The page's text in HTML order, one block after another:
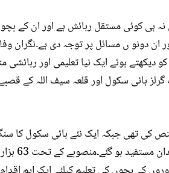
ہی کوئی مستقل رہائش ہے اور ان کے
ان دونو ں مسائل پر توجہ دی ہے۔نگران
ہوئے ایک نیا تعلیمی اور رہائشی
ہائی سکول اور قلعہ سیف اللہ کے
نگران حکومت نے 5 ایکڑ زمین مختص کی تھی جبکہ ایک نئے ہائی
لیے بھی رکھا گیا